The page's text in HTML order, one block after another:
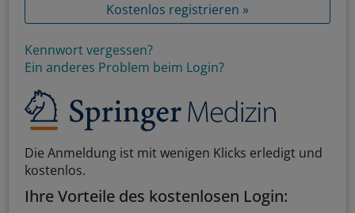
Kostenlos registrieren »
Kennwort vergessen?
Ein anderes Problem beim Login?
Die Anmeldung ist mit wenigen Klicks erledigt und
kostenlos.
Ihre Vorteile des kostenlosen Login: